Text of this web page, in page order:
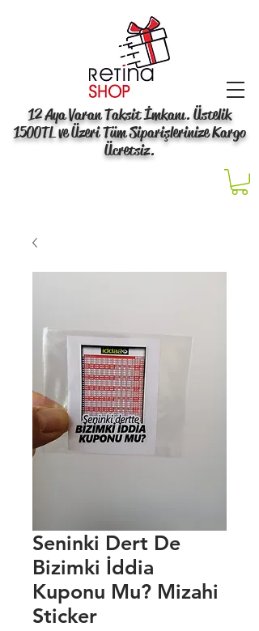
12 Aya Varan Taksit İmkanı. Üstelik
1500TL ve Üzeri Tüm Siparişlerinize Kargo
Ücretsiz.
Seninki Dert De
Bizimki İddia
Kuponu Mu? Mizahi
Sticker